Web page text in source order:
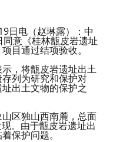
日电（赵琳露）：中
意《桂林甑皮岩遗址
目通过结项验收。
，将甑皮岩遗址出土
列为研究和保护对
出土文物的保护之
区独山西南麓，总面
。由于甑皮岩遗址出
保护问题。